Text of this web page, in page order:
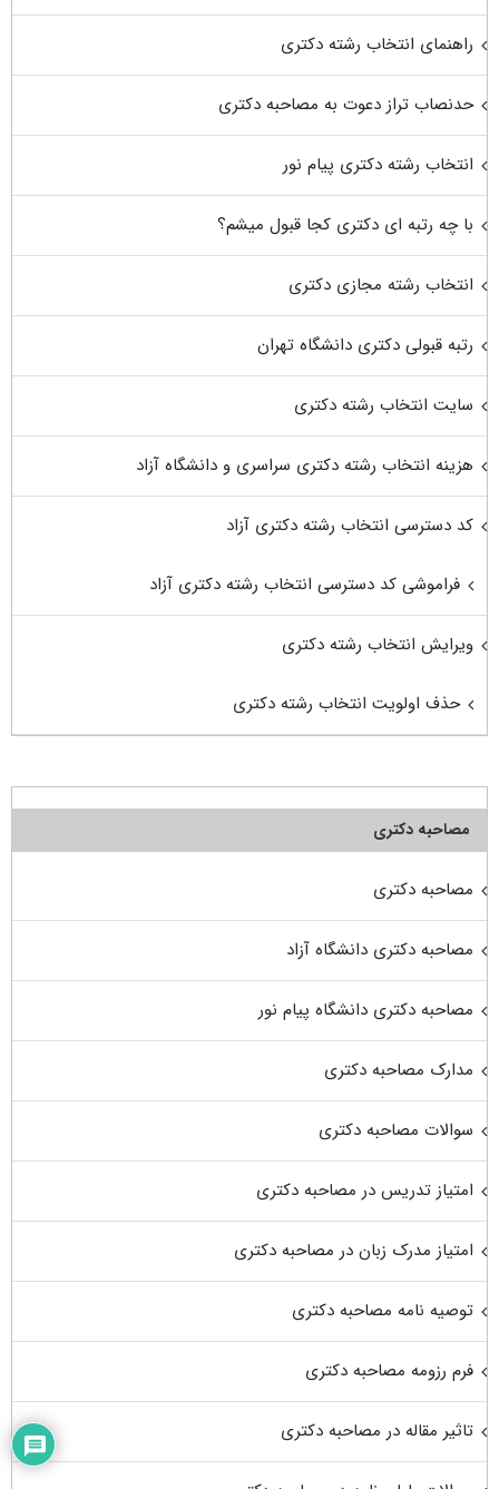
راهنمای انتخاب رشته دکتری
حدنصاب تراز دعوت به مصاحبه دکتری
انتخاب رشته دکتری پیام نور
با چه رتبه ای دکتری کجا قبول میشم؟
انتخاب رشته مجازی دکتری
رتبه قبولی دکتری دانشگاه تهران
سایت انتخاب رشته دکتری
هزینه انتخاب رشته دکتری سراسری و دانشگاه آزاد
کد دسترسی انتخاب رشته دکتری آزاد
فراموشی کد دسترسی انتخاب رشته دکتری آزاد
ویرایش انتخاب رشته دکتری
حذف اولویت انتخاب رشته دکتری
مصاحبه دکتری
مصاحبه دکتری
مصاحبه دکتری دانشگاه آزاد
مصاحبه دکتری دانشگاه پیام نور
مدارک مصاحبه دکتری
سوالات مصاحبه دکتری
امتیاز تدریس در مصاحبه دکتری
امتیاز مدرک زبان در مصاحبه دکتری
توصیه نامه مصاحبه دکتری
فرم رزومه مصاحبه دکتری
تاثیر مقاله در مصاحبه دکتری